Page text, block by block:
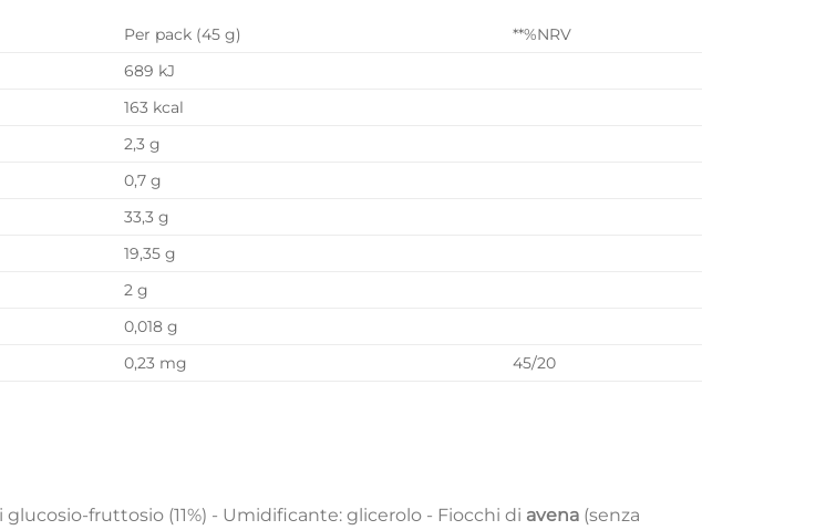
Per pack (45 g)
**%NRV
689 kJ
163 kcal
2,3 g
0,7 g
33,3 g
19,35 g
2 g
0,018 g
0,23 mg 45/20
fruttosio (11%) - Umidificante: glicerolo - Fiocchi di avena (senza